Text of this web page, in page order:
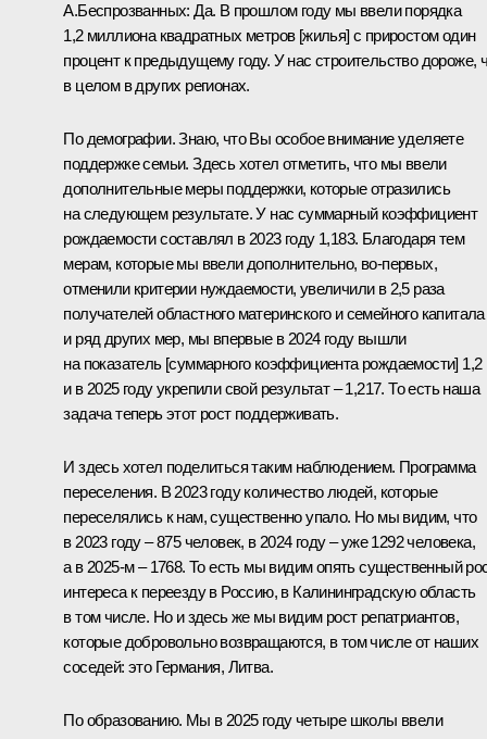
А.Беспрозванных: Да. В прошлом году мы ввели порядка
1,2 миллиона квадратных метров [жилья] с приростом один
процент к предыдущему году. У нас строительство дороже,
в целом в других регионах.
По демографии. Знаю, что Вы особое внимание уделяете
поддержке семьи. Здесь хотел отметить, что мы ввели
дополнительные меры поддержки, которые отразились
на следующем результате. У нас суммарный коэффициент
рождаемости составлял в 2023 году 1,183. Благодаря тем
мерам, которые мы ввели дополнительно, во-первых,
отменили критерии нуждаемости, увеличили в 2,5 раза
получателей областного материнского и семейного капитала
и ряд других мер, мы впервые в 2024 году вышли
на показатель [суммарного коэффициента рождаемости] 1,2
и в 2025 году укрепили свой результат – 1,217. То есть наша
задача теперь этот рост поддерживать.
И здесь хотел поделиться таким наблюдением. Программа
переселения. В 2023 году количество людей, которые
переселялись к нам, существенно упало. Но мы видим, что
в 2023 году – 875 человек, в 2024 году – уже 1292 человека,
а в 2025-м – 1768. То есть мы видим опять существенный
интереса к переезду в Россию, в Калининградскую область
в том числе. Но и здесь же мы видим рост репатриантов,
которые добровольно возвращаются, в том числе от наших
соседей: это Германия, Литва.
По образованию. Мы в 2025 году четыре школы ввели